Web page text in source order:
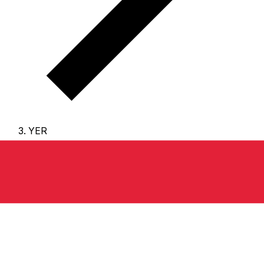
YER
里亞爾 匯率為 YER 兌 USD。里亞爾 的貨幣代碼為 YER，